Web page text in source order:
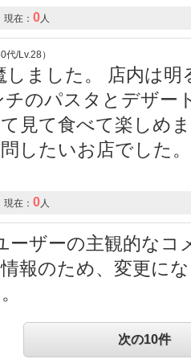
現在： 0人
/Lv.28）
しました。 店内は
のパスタとデザー
見て食べて楽しめ
したいお店でした
現在： 0人
ザーの主観的なコ
報のため、変更に
次の10件